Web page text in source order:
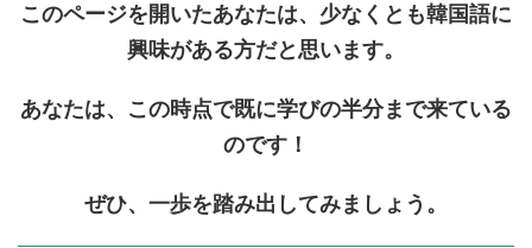
このページを開いたあなたは、少なくとも韓国語に
興味がある方だと思います。
あなたは、この時点で既に学びの半分まで来ている
のです！
ぜひ、一歩を踏み出してみましょう。